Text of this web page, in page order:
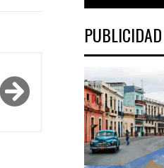
PUBLICIDAD